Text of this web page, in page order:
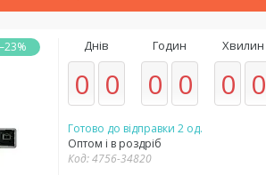
–23% Днів
0 0
Годин
0 0
Хвилин
0 0
Готово до відправки 2 од.
Оптом і в роздріб
Код:4756-34820